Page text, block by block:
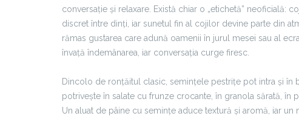
conversație și relaxare. Există chiar o „etichetă” neoficială:
discret între dinți, iar sunetul fin al cojilor devine parte din
rămas gustarea care adună oamenii în jurul mesei sau al
învață îndemânarea, iar conversația curge firesc.
Dincolo de ronțăitul clasic, semințele pestrițe pot intra și în
potrivește în salate cu frunze crocante, în granola sărată,
Un aluat de pâine cu semințe aduce textură și aromă, iar